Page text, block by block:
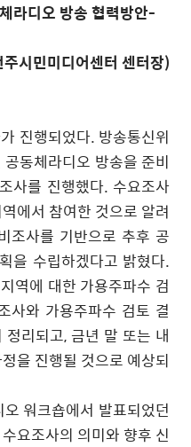
라디오 방송 협력방안-
주시민미디어센터 센터장)
진행되었다. 방송통신위
공동체라디오 방송을 준비
사를 진행했다. 수요조사
에서 참여한 것으로 알려
조사를 기반으로 추후 공
을 수립하겠다고 밝혔다.
역에 대한 가용주파수 검
사와 가용주파수 검토 결
정리되고,금년 말 또는 내
을 진행될 것으로 예상되
워크숍에서 발표되었던
요조사의 의미와 향후 신